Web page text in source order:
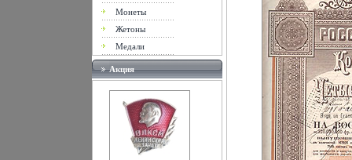
Монеты
Жетоны
Медали
Акция